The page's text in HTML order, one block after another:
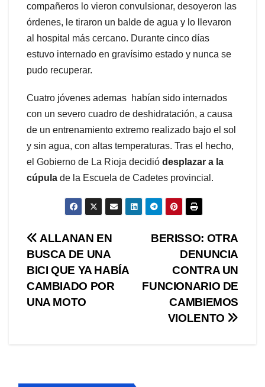
compañeros lo vieron convulsionar, desoyeron las
órdenes, le tiraron un balde de agua y lo llevaron
al hospital más cercano. Durante cinco días
estuvo internado en gravísimo estado y nunca se
pudo recuperar.
Cuatro jóvenes ademas habían sido internados
con un severo cuadro de deshidratación, a causa
de un entrenamiento extremo realizado bajo el sol
y sin agua, con altas temperaturas. Tras el hecho,
el Gobierno de La Rioja decidió desplazar a la
cúpula de la Escuela de Cadetes provincial.
Navegación
de
entradas
BERISSO: OTRA
DENUNCIA
CONTRA UN
FUNCIONARIO DE
CAMBIEMOS
VIOLENTO
ALLANAN EN
BUSCA DE UNA
BICI QUE YA HABÍA
CAMBIADO POR
UNA MOTO